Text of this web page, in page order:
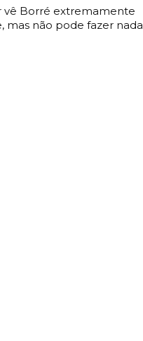
vê Borré extremamente
mas não pode fazer nada